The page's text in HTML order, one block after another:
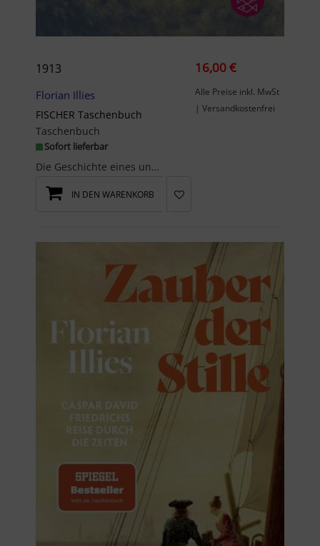
1913
Florian Illies
FISCHER Taschenbuch
Taschenbuch
Sofort lieferbar
Die Geschichte eines ungeheuren Jahres - der internationale Bestseller jetzt als Taschenbuch! br ...
16,00 €
Alle Preise inkl. MwSt
| Versandkostenfrei
IN DEN WARENKORB